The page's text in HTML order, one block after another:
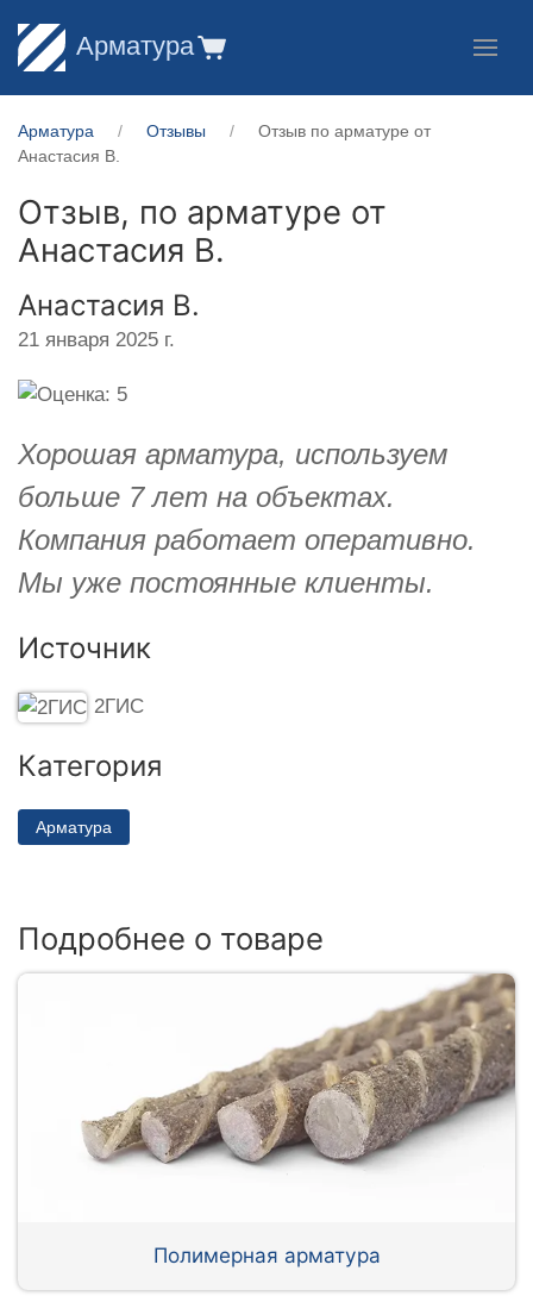
Арматура
Арматура Отзывы
Отзыв по арматуре от
Анастасия В.
Отзыв, по арматуре от
Анастасия В.
Анастасия В.
21 января 2025 г.
Хорошая арматура, используем
больше 7 лет на объектах.
Компания работает оперативно.
Мы уже постоянные клиенты.
Источник
2ГИС
Категория
Арматура
Подробнее о товаре
Полимерная арматура